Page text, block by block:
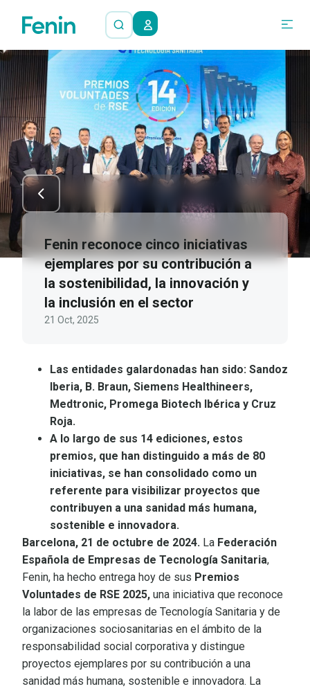
Fenin reconoce cinco iniciativas
ejemplares por su contribución a
la sostenibilidad, la innovación y
la inclusión en el sector
21 Oct, 2025
Las entidades galardonadas han sido: Sandoz
Iberia, B. Braun, Siemens Healthineers,
Medtronic, Promega Biotech Ibérica y Cruz
Roja.
A lo largo de sus 14 ediciones, estos
premios, que han distinguido a más de 80
iniciativas, se han consolidado como un
referente para visibilizar proyectos que
contribuyen a una sanidad más humana,
sostenible e innovadora.
Barcelona, 21 de octubre de 2024. La Federación
Española de Empresas de Tecnología Sanitaria,
Fenin, ha hecho entrega hoy de sus Premios
Voluntades de RSE 2025, una iniciativa que reconoce
la labor de las empresas de Tecnología Sanitaria y de
organizaciones sociosanitarias en el ámbito de la
responsabilidad social corporativa y distingue
proyectos ejemplares por su contribución a una
sanidad más humana, sostenible e innovadora. La